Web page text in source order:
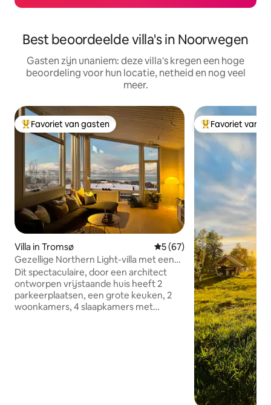
Best beoordeelde villa's in Noorwegen
Gasten zijn unaniem: deze villa's kregen een hoge
beoordeling voor hun locatie, netheid en nog veel
meer.
Topfavoriet van gasten
Favoriet van gasten
Villa in Tromsø Gemiddelde beoordeling
5 (67)
Gezellige Northern Light-villa met een
fantastisch uitzicht!
Dit spectaculaire, door een architect
ontworpen vrijstaande huis heeft 2
parkeerplaatsen, een grote keuken, 2
woonkamers, 4 slaapkamers met
Topfavoriet van
Favoriet van